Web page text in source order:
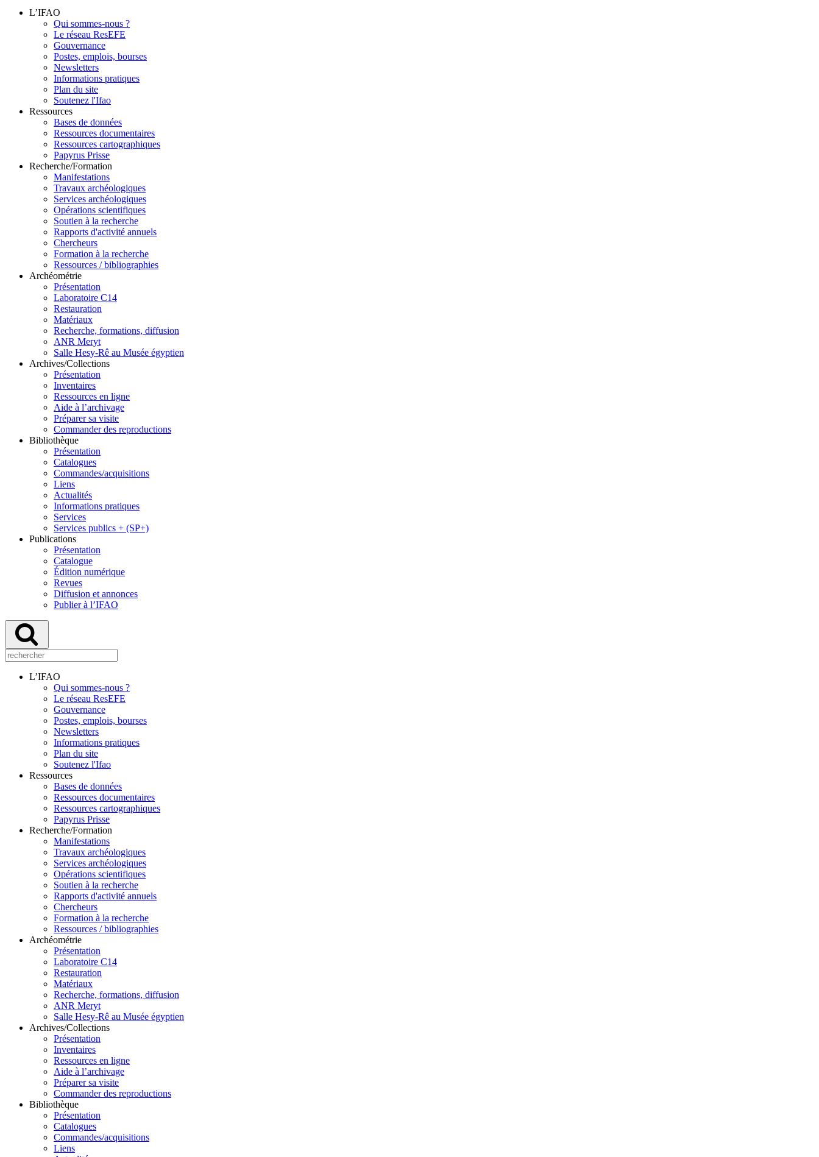
L’IFAO
Qui sommes-nous ?
Le réseau ResEFE
Gouvernance
Postes, emplois, bourses
Newsletters
Informations pratiques
Plan du site
Soutenez l'Ifao
Ressources
Bases de données
Ressources documentaires
Ressources cartographiques
Papyrus Prisse
Recherche/Formation
Manifestations
Travaux archéologiques
Services archéologiques
Opérations scientifiques
Soutien à la recherche
Rapports d'activité annuels
Chercheurs
Formation à la recherche
Ressources / bibliographies
Archéométrie
Présentation
Laboratoire C14
Restauration
Matériaux
Recherche, formations, diffusion
ANR Meryt
Salle Hesy-Rê au Musée égyptien
Archives/Collections
Présentation
Inventaires
Ressources en ligne
Aide à l’archivage
Préparer sa visite
Commander des reproductions
Bibliothèque
Présentation
Catalogues
Commandes/acquisitions
Liens
Actualités
Informations pratiques
Services
Services publics + (SP+)
Publications
Présentation
Catalogue
Édition numérique
Revues
Diffusion et annonces
Publier à l’IFAO
L’IFAO
Qui sommes-nous ?
Le réseau ResEFE
Gouvernance
Postes, emplois, bourses
Newsletters
Informations pratiques
Plan du site
Soutenez l'Ifao
Ressources
Bases de données
Ressources documentaires
Ressources cartographiques
Papyrus Prisse
Recherche/Formation
Manifestations
Travaux archéologiques
Services archéologiques
Opérations scientifiques
Soutien à la recherche
Rapports d'activité annuels
Chercheurs
Formation à la recherche
Ressources / bibliographies
Archéométrie
Présentation
Laboratoire C14
Restauration
Matériaux
Recherche, formations, diffusion
ANR Meryt
Salle Hesy-Rê au Musée égyptien
Archives/Collections
Présentation
Inventaires
Ressources en ligne
Aide à l’archivage
Préparer sa visite
Commander des reproductions
Bibliothèque
Présentation
Catalogues
Commandes/acquisitions
Liens